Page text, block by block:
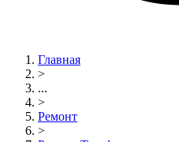
Главная
>
...
>
Ремонт
>